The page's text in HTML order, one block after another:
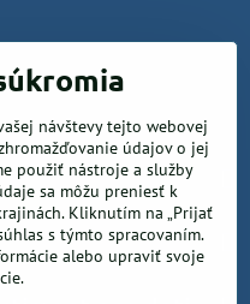
návštevy tejto webovej
údajov o jej
použiť nástroje a služby
sa môžu preniesť k
Kliknutím na „Prijať
s týmto spracovaním.
alebo upraviť svoje